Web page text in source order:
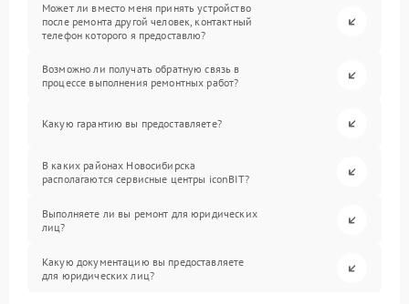
Может ли вместо меня принять устройство
после ремонта другой человек, контактный
телефон которого я предоставлю?
Возможно ли получать обратную связь в
процессе выполнения ремонтных работ?
Какую гарантию вы предоставляете?
В каких районах Новосибирска
располагаются сервисные центры iconBIT?
Выполняете ли вы ремонт для юридических
лиц?
Какую документацию вы предоставляете
для юридических лиц?